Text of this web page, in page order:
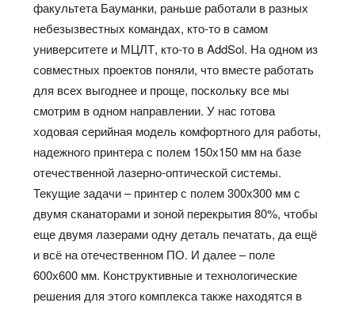
факультета Бауманки, раньше работали в разных
небезызвестных командах, кто-то в самом
университете и МЦЛТ, кто-то в AddSol. На одном из
совместных проектов поняли, что вместе работать
для всех выгоднее и проще, поскольку все мы
смотрим в одном направлении. У нас готова
ходовая серийная модель комфортного для работы,
надежного принтера с полем 150х150 мм на базе
отечественной лазерно-оптической системы.
Текущие задачи – принтер с полем 300х300 мм с
двумя сканаторами и зоной перекрытия 80%, чтобы
еще двумя лазерами одну деталь печатать, да ещё
и всё на отечественном ПО. И далее – поле
600х600 мм. Конструктивные и технологические
решения для этого комплекса также находятся в